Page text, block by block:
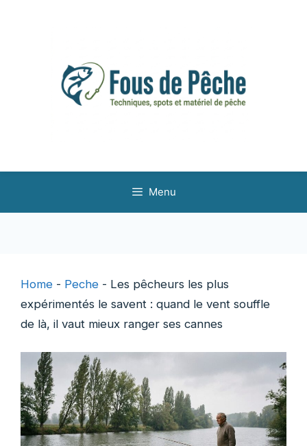
Menu
Home - Peche - Les pêcheurs les plus
expérimentés le savent : quand le vent souffle
de là, il vaut mieux ranger ses cannes